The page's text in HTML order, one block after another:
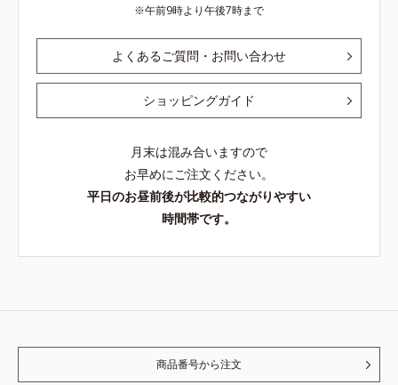
午前9時より午後7時まで
よくあるご質問・お問い合わせ
ショッピングガイド
月末は混み合いますので
お早めにご注文ください。
平日のお昼前後が比較的つながりやすい
時間帯です。
商品番号から注文